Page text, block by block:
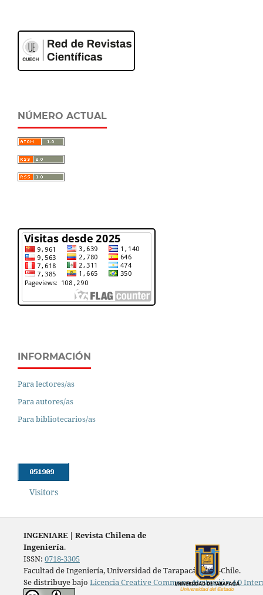
NÚMERO ACTUAL
INFORMACIÓN
Para lectores/as
Para autores/as
Para bibliotecarios/as
Visitors
INGENIARE | Revista Chilena de
Ingeniería.
ISSN: 0718-3305
Facultad de Ingeniería, Universidad de Tarapacá, Arica-Chile.
Se distribuye bajo Licencia Creative Commons Atribución 4.0